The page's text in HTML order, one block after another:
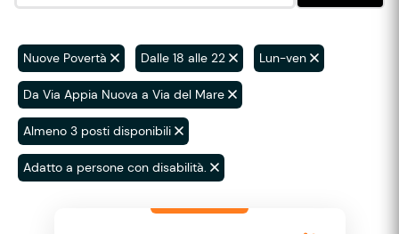
Nuove Povertà Dalle 18 alle 22 Lun-ven
Da Via Appia Nuova a Via del Mare
Almeno 3 posti disponibili
Adatto a persone con disabilità.